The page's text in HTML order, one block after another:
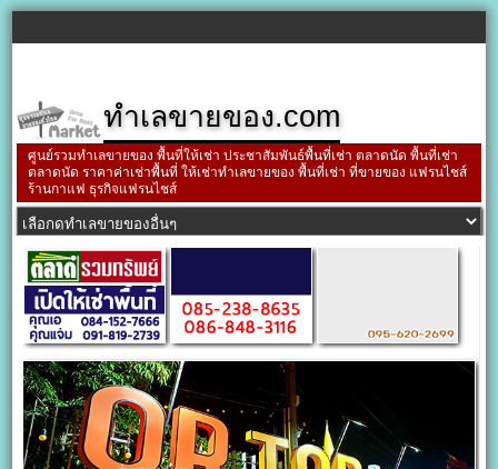
ทำเลขายของ.com
ศูนย์รวมทำเลขายของ พื้นที่ให้เช่า ประชาสัมพันธ์พื้นที่เช่า ตลาดนัด พื้นที่เช่า
ตลาดนัด ราคาค่าเช่าพื้นที่ ให้เช่าทำเลขายของ พื้นที่เช่า ที่ขายของ แฟรนไชส์
ร้านกาแฟ ธุรกิจแฟรนไชส์